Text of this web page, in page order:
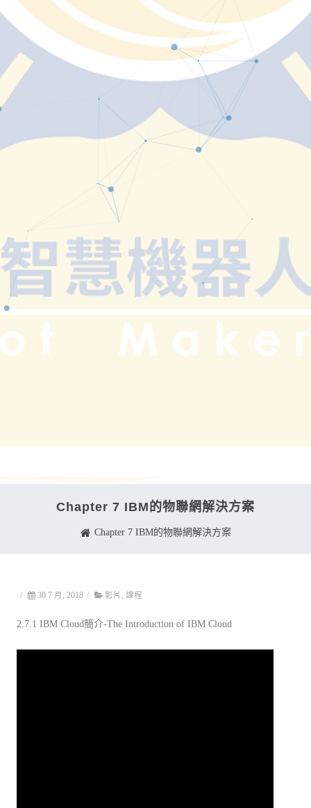
Chapter 7 IBM的物聯網解決方案
Chapter 7 IBM的物聯網解決方案
/ 30 7 月, 2018 / 影片 課程
2.7.1 IBM Cloud簡介-The Introduction of IBM Cloud